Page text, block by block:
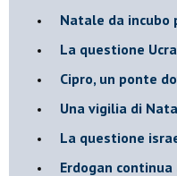
Natale da incubo
La questione
Cipro, un ponte
Una vigilia di
La questione
Erdogan